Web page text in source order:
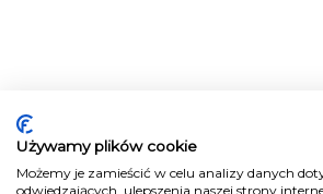
Używamy plików cookie
Możemy je zamieścić w celu analizy danych
odwiedzających, ulepszenia naszej strony